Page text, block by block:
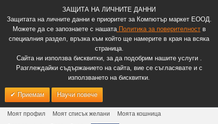
ЗАЩИТА НА ЛИЧНИТЕ ДАННИ
Защитата на личните данни е приоритет за Компютър маркет ЕООД.
Можете да се запознаете с нашатаПолитика за поверителноств
специалния раздел, връзка към който ще намерите в края на всяка
страница.
Сайта ни използва бисквитки, за да подобрим нашите услуги .
Разглеждайки съдържанието на сайта, вие се съгласявате и с
използването на бисквитки.
Приемам Научи повече
Моят профил Моят списък желани
Моята кошница